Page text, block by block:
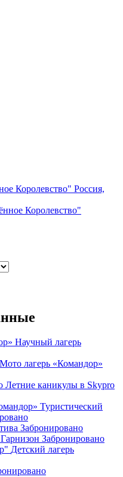
Королевство" Россия,
Научный лагерь
Мото лагерь «Командор»
Летние каникулы в Skypro
Туристический
Забронировано
Забронировано
Детский лагерь